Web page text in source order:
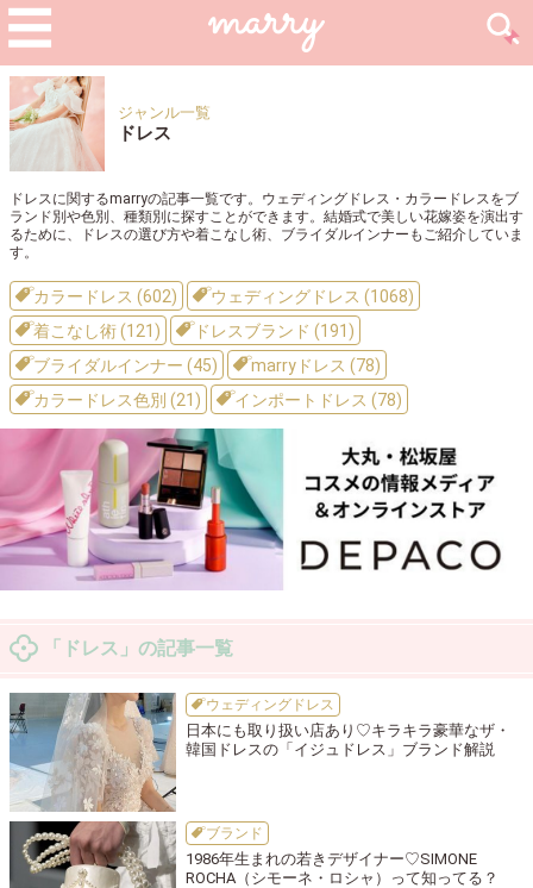
ジャンル一覧
ドレス
ドレスに関するmarryの記事一覧です。ウェディングドレス・カラードレスをブ
ランド別や色別、種類別に探すことができます。結婚式で美しい花嫁姿を演出す
るために、ドレスの選び方や着こなし術、ブライダルインナーもご紹介していま
す。
カラードレス (602)
ウェディングドレス (1068)
着こなし術 (121)
ドレスブランド (191)
ブライダルインナー (45)
marryドレス (78)
カラードレス色別 (21)
インポートドレス (78)
「ドレス」の記事一覧
ウェディングドレス
日本にも取り扱い店あり♡キラキラ豪華なザ・
韓国ドレスの「イジュドレス」ブランド解説
ブランド
1986年生まれの若きデザイナー♡SIMONE
ROCHA（シモーネ・ロシャ）って知ってる？